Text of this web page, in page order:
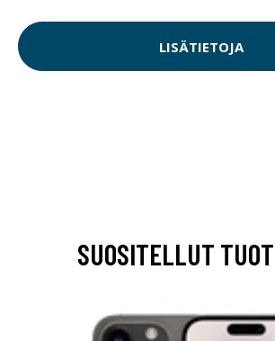
LISÄTIETOJA
SUOSITELLUT